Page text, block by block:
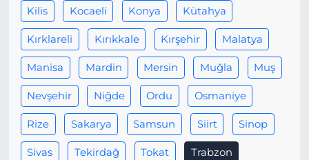
Kilis Kocaeli Konya Kütahya
Kırklareli Kırıkkale Kırşehir Malatya
Manisa Mardin Mersin Muğla Muş
Nevşehir Niğde Ordu Osmaniye
Rize Sakarya Samsun Siirt Sinop
Sivas Tekirdağ Tokat Trabzon